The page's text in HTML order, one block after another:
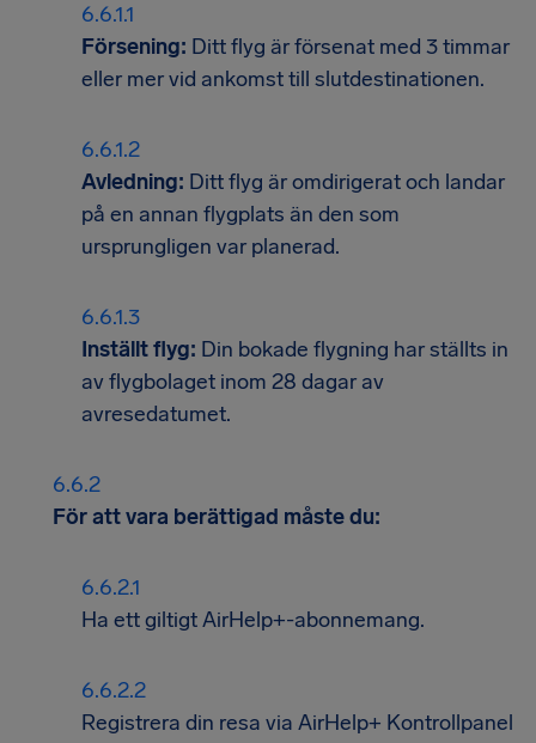
Försening: Ditt flyg är försenat med 3 timmar
eller mer vid ankomst till slutdestinationen.
Avledning: Ditt flyg är omdirigerat och landar
på en annan flygplats än den som
ursprungligen var planerad.
Inställt flyg: Din bokade flygning har ställts in
av flygbolaget inom 28 dagar av
avresedatumet.
För att vara berättigad måste du:
Ha ett giltigt AirHelp+-abonnemang.
Registrera din resa via AirHelp+ Kontrollpanel